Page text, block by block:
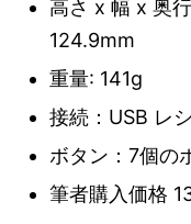
高さ x 幅 x 奥
124.9mm
重量: 141g
接続：USB レ
ボタン：7個の
筆者購入価格